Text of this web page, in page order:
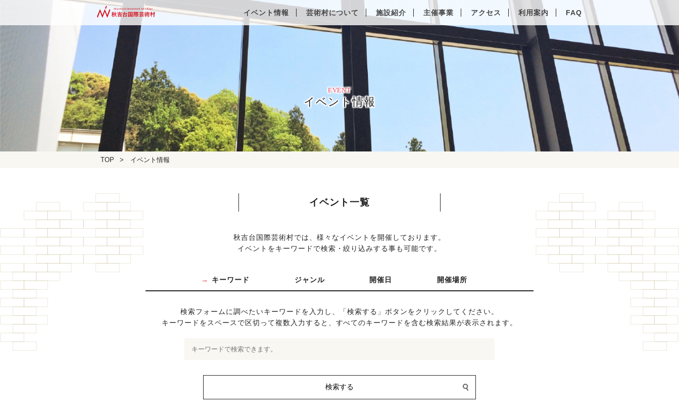
イベント情報 芸術村について 施設紹介 主催事業 アクセス 利用案内 FAQ
EVENT
イベント情報
TOP > イベント情報
イベント一覧
秋吉台国際芸術村では、様々なイベントを開催しております。
イベントをキーワードで検索・絞り込みする事も可能です。
キーワード ジャンル 開催日 開催場所
検索フォームに調べたいキーワードを入力し、「検索する」ボタンをクリックしてください。
キーワードをスペースで区切って複数入力すると、すべてのキーワードを含む検索結果が表示されます。